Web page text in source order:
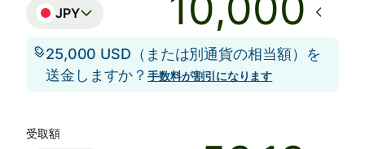
JPY
25,000 USD（または別通貨の相当額）を
送金しますか？手数料が割引になります
受取額